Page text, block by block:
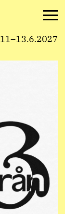
11–13.6.2027